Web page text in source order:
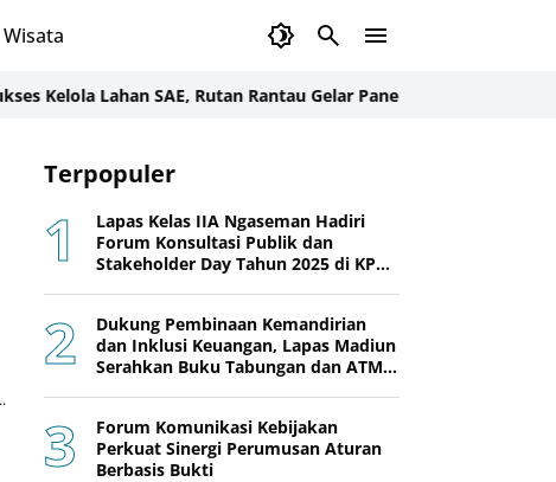
Wisata
Lahan SAE, Rutan Rantau Gelar Panen Sawi Bersama Warga
Terpopuler
Lapas Kelas IIA Ngaseman Hadiri
Forum Konsultasi Publik dan
Stakeholder Day Tahun 2025 di KPPN
Dukung Pembinaan Kemandirian
dan Inklusi Keuangan, Lapas Madiun
Serahkan Buku Tabungan dan ATM
Forum Komunikasi Kebijakan
Perkuat Sinergi Perumusan Aturan
Berbasis Bukti